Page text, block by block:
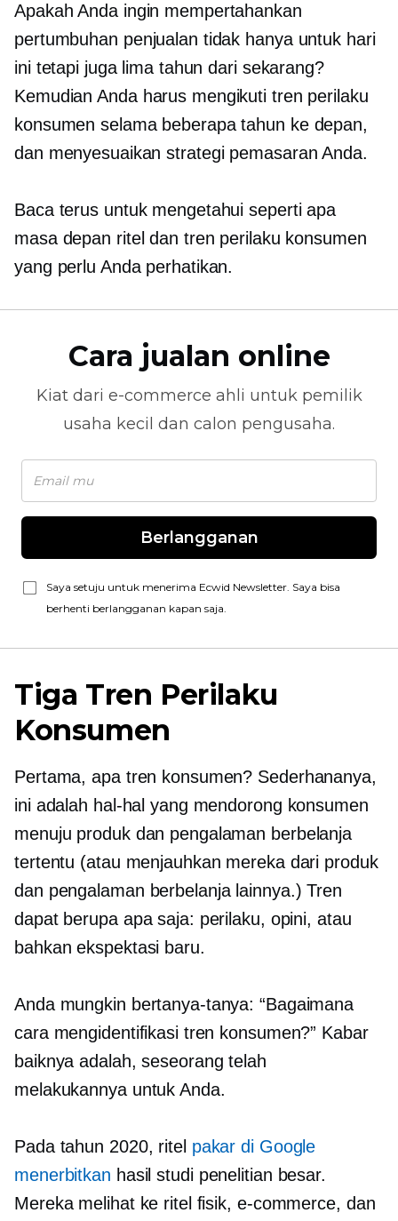
Apakah Anda ingin mempertahankan
pertumbuhan penjualan tidak hanya untuk hari
ini tetapi juga lima tahun dari sekarang?
Kemudian Anda harus mengikuti tren perilaku
konsumen selama beberapa tahun ke depan,
dan menyesuaikan strategi pemasaran Anda.
Baca terus untuk mengetahui seperti apa
masa depan ritel dan tren perilaku konsumen
yang perlu Anda perhatikan.
Cara jualan online
Kiat dari e-commerce ahli untuk pemilik
usaha kecil dan calon pengusaha.
Berlangganan
Saya setuju untuk menerima Ecwid Newsletter. Saya bisa
berhenti berlangganan kapan saja.
Tiga Tren Perilaku
Konsumen
Pertama, apa tren konsumen? Sederhananya,
ini adalah hal-hal yang mendorong konsumen
menuju produk dan pengalaman berbelanja
tertentu (atau menjauhkan mereka dari produk
dan pengalaman berbelanja lainnya.) Tren
dapat berupa apa saja: perilaku, opini, atau
bahkan ekspektasi baru.
Anda mungkin bertanya-tanya: “Bagaimana
cara mengidentifikasi tren konsumen?” Kabar
baiknya adalah, seseorang telah
melakukannya untuk Anda.
Pada tahun 2020, ritel pakar di Google
menerbitkan hasil studi penelitian besar.
Mereka melihat ke ritel fisik, e-commerce, dan